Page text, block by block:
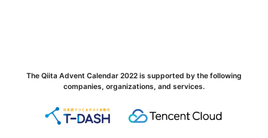
The Qiita Advent Calendar 2022 is supported by the following
companies, organizations, and services.